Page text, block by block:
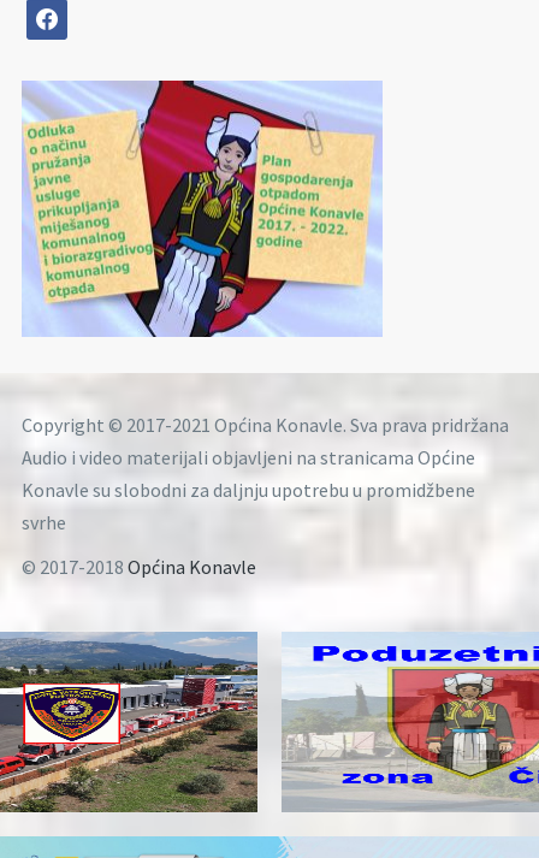
facebook
Copyright © 2017-2021 Općina Konavle. Sva prava pridržana
Audio i video materijali objavljeni na stranicama Općine
Konavle su slobodni za daljnju upotrebu u promidžbene
svrhe
© 2017-2018 Općina Konavle